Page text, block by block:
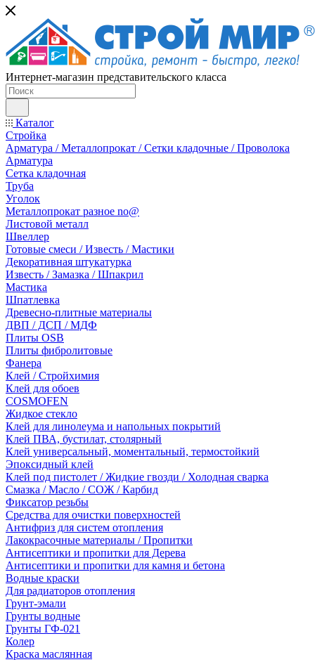
Интернет-магазин представительского класса
Каталог
Стройка
Арматура / Металлопрокат / Сетки кладочные / Проволока
Арматура
Сетка кладочная
Труба
Уголок
Металлопрокат разное no@
Листовой металл
Швеллер
Готовые смеси / Известь / Мастики
Декоративная штукатурка
Известь / Замазка / Шпакрил
Мастика
Шпатлевка
Древесно-плитные материалы
ДВП / ДСП / МДФ
Плиты OSB
Плиты фибролитовые
Фанера
Клей / Стройхимия
Клей для обоев
COSMOFEN
Жидкое стекло
Клей для линолеума и напольных покрытий
Клей ПВА, бустилат, столярный
Клей универсальный, моментальный, термостойкий
Эпоксидный клей
Клей под пистолет / Жидкие гвозди / Холодная сварка
Смазка / Масло / СОЖ / Карбид
Фиксатор резьбы
Средства для очистки поверхностей
Антифриз для систем отопления
Лакокрасочные материалы / Пропитки
Антисептики и пропитки для Дерева
Антисептики и пропитки для камня и бетона
Водные краски
Для радиаторов отопления
Грунт-эмали
Грунты водные
Грунты ГФ-021
Колер
Краска маслянная